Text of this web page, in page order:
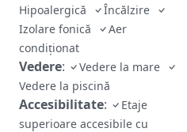
Hipoalergică
Încălzire
Izolare fonică
Aer
condiţionat
Vedere:
Vedere la mare
Vedere la piscină
Accesibilitate:
Etaje
superioare accesibile cu